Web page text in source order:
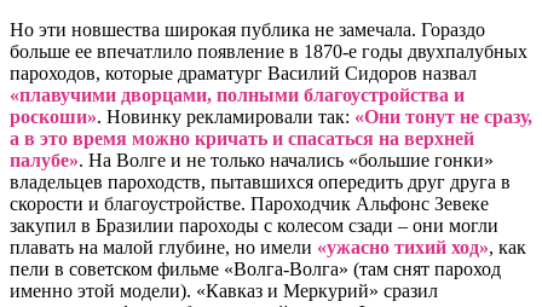
Но эти новшества широкая публика не замечала. Гораздо
больше ее впечатлило появление в 1870-е годы двухпалубных
пароходов, которые драматург Василий Сидоров назвал
«плавучими дворцами, полными благоустройства и
роскоши». Новинку рекламировали так: «Они тонут не сразу,
а в это время можно кричать и спасаться на верхней
палубе». На Волге и не только начались «большие гонки»
владельцев пароходств, пытавшихся опередить друг друга в
скорости и благоустройстве. Пароходчик Альфонс Зевеке
закупил в Бразилии пароходы с колесом сзади – они могли
плавать на малой глубине, но имели «ужасно тихий ход», как
пели в советском фильме «Волга-Волга» (там снят пароход
именно этой модели). «Кавказ и Меркурий» сразил